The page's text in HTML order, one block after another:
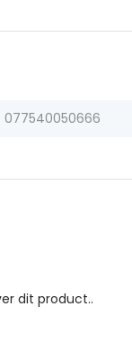
077540050666
dit product..